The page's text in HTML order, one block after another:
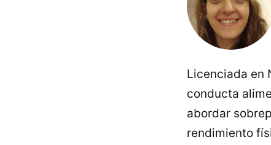
Licenciada en
conducta
abordar
rendimiento